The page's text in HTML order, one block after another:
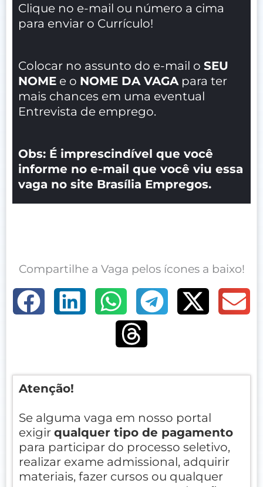
Clique no e-mail ou número a cima
para enviar o Currículo!
Colocar no assunto do e-mail o SEU
NOME e o NOME DA VAGA para ter
mais chances em uma eventual
Entrevista de emprego.
Obs: É imprescindível que você
informe no e-mail que você viu essa
vaga no site Brasília Empregos.
Compartilhe a Vaga pelos ícones a baixo!
Atenção!
Se alguma vaga em nosso portal
exigir qualquer tipo de pagamento
para participar do processo seletivo,
realizar exame admissional, adquirir
materiais, fazer cursos ou qualquer